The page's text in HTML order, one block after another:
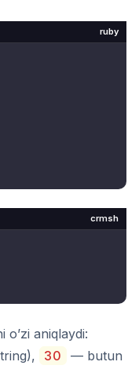
ruby
crmsh
aniqlaydi:
30
— butun